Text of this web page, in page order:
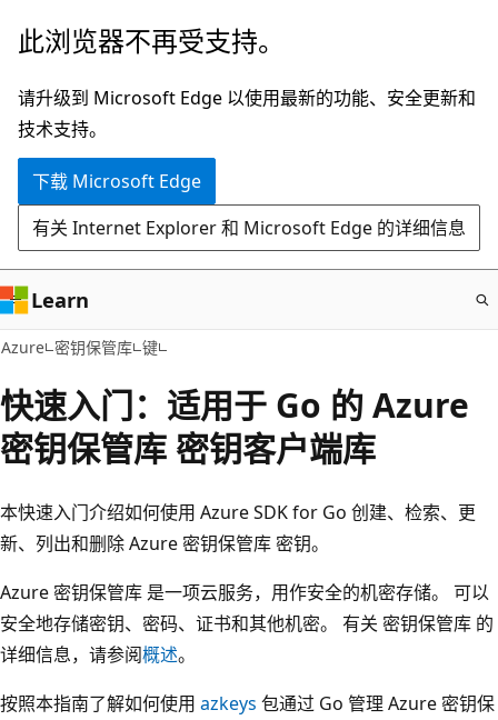
跳
主
要
内
此浏览器不再受支持。
请升级到 Microsoft Edge 以使用最新的功能、安全更新和
技术支持。
下载 Microsoft Edge
有关 Internet Explorer 和 Microsoft Edge 的详细信息
Learn
Azure 密钥保管库 键
快速入门：适用于 Go 的 Azure
密钥保管库 密钥客户端库
本快速入门介绍如何使用 Azure SDK for Go 创建、检索、更
新、列出和删除 Azure 密钥保管库 密钥。
Azure 密钥保管库 是一项云服务，用作安全的机密存储。 可以
安全地存储密钥、密码、证书和其他机密。 有关 密钥保管库 的
详细信息，请参阅概述。
按照本指南了解如何使用 azkeys 包通过 Go 管理 Azure 密钥保